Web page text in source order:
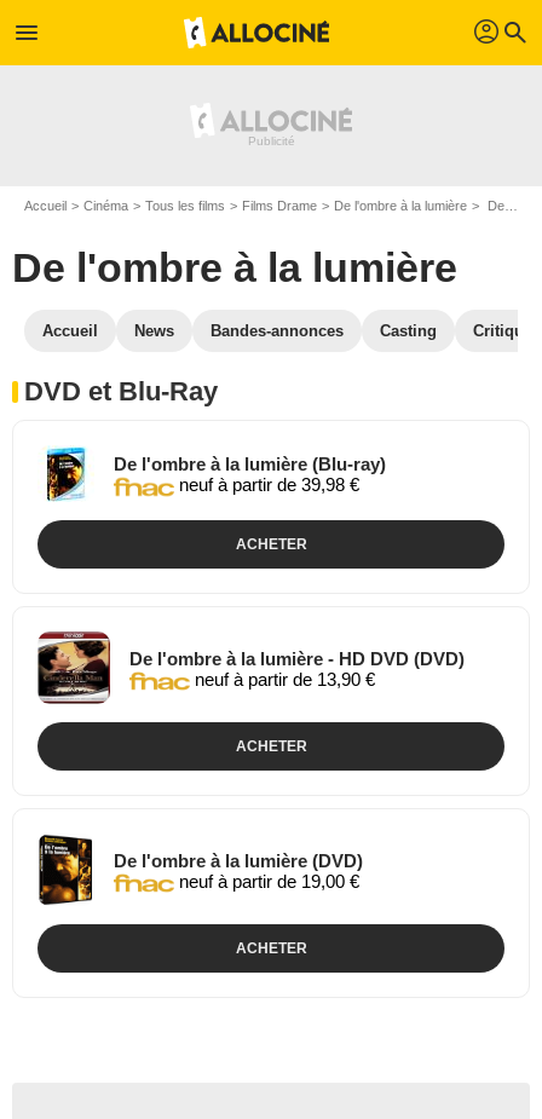
menu profil search
Accueil Cinéma Tous les films Films Drame De l'ombre à la lumière De l'ombre à la lumière en DVD Blu Ray
De l'ombre à la lumière
Accueil News Bandes-annonces Casting
DVD et Blu-Ray
De l'ombre à la lumière (Blu-ray)
neuf à partir de 39,98 €
ACHETER
De l'ombre à la lumière - HD DVD (DVD)
neuf à partir de 13,90 €
ACHETER
De l'ombre à la lumière (DVD)
neuf à partir de 19,00 €
ACHETER